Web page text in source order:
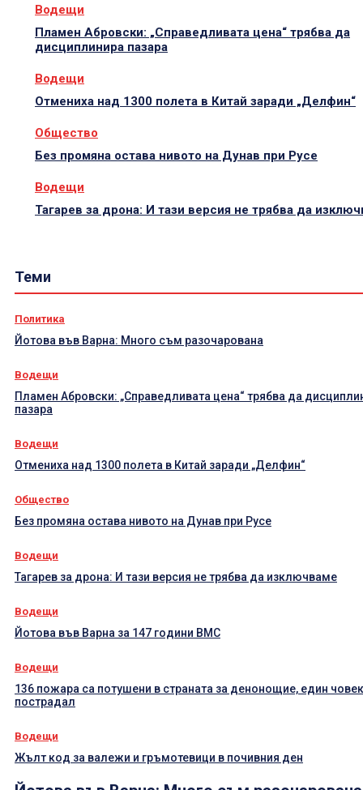
Водещи
Пламен Абровски: „Справедливата цена“ трябва да
дисциплинира пазара
Водещи
Отмениха над 1300 полета в Китай заради „Делфин“
Общество
Без промяна остава нивото на Дунав при Русе
Водещи
Тагарев за дрона: И тази версия не трябва да
Теми
Политика
Йотова във Варна: Много съм разочарована
Водещи
Пламен Абровски: „Справедливата цена“ трябва да
пазара
Водещи
Отмениха над 1300 полета в Китай заради „Делфин“
Общество
Без промяна остава нивото на Дунав при Русе
Водещи
Тагарев за дрона: И тази версия не трябва да изключваме
Водещи
Йотова във Варна за 147 години ВМС
Водещи
136 пожара са потушени в страната за денонощие, един
пострадал
Водещи
Жълт код за валежи и гръмотевици в почивния ден